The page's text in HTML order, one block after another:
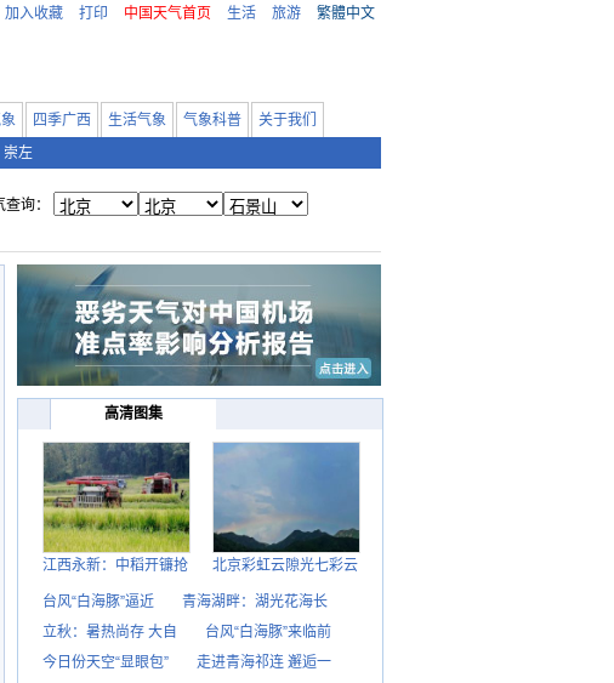
加入收藏 打印 中国天气首页 生活 旅游 繁體中文
四季广西 生活气象 气象科普
关于我们
崇左
询：
高清图集
江西永新：中稻开镰抢 北京彩虹云隙光七彩云
台风“白海豚”逼近
青海湖畔：湖光花海长
立秋：暑热尚存 大自
台风“白海豚”来临前
今日份天空“显眼包”
走进青海祁连 邂逅一